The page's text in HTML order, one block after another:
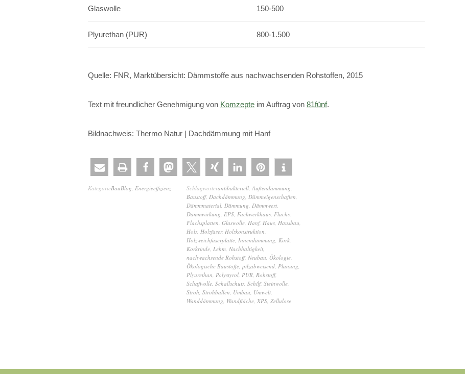
Glaswolle 150-500
Plyurethan (PUR) 800-1.500
Quelle: FNR, Marktübersicht: Dämmstoffe aus nachwachsenden Rohstoffen, 2015
Text mit freundlicher Genehmigung von Komzepte im Auftrag von 81fünf.
Bildnachweis: Thermo Natur | Dachdämmung mit Hanf
KategorieBauBlog Energieeffizienz Schlagwörterantibakteriell Außendämmung
Baustoff, Dachdämmung Dämmeigenschaften
Dämmmaterial Dämmung Dämmwert
Dämmwirkung EPS Fachwerkhaus Flachs
Flachsplatten Glaswolle Hanf, Haus Hausbau
Holz Holzfaser, Holzkonstruktion
Holzweichfaserplatte Innendämmung Kork
Korkrinde Lehm Nachhaltigkeit
nachwachsende Rohstoff, Neubau Ökologie
Ökologische Baustoffe pilzabweisend Planung
Plyurethan Polystyrol PUR Rohstoff,
Schafwolle Schallschutz Schilf, Steinwolle
Stroh Strohballen Umbau Umwelt
Wanddämmung Wandfläche XPS Zellulose